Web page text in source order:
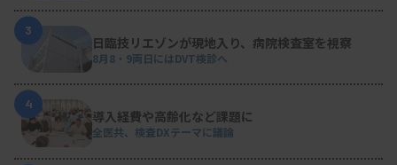
3
日臨技リエゾンが現地入り、病院検査室を視察
8月8・9両日にはDVT検診へ
4
導入経費や高齢化など課題に
全医共、検査DXテーマに議論